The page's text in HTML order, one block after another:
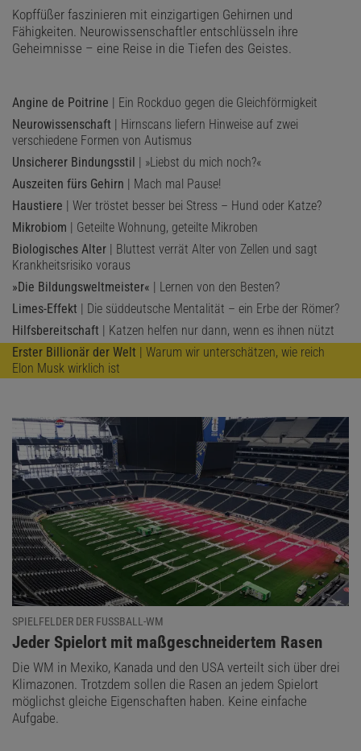
Kopffüßer faszinieren mit einzigartigen Gehirnen und
Fähigkeiten. Neurowissenschaftler entschlüsseln ihre
Geheimnisse – eine Reise in die Tiefen des Geistes.
Angine de Poitrine | Ein Rockduo gegen die Gleichförmigkeit
Neurowissenschaft | Hirnscans liefern Hinweise auf zwei
verschiedene Formen von Autismus
Unsicherer Bindungsstil | »Liebst du mich noch?«
Auszeiten fürs Gehirn | Mach mal Pause!
Haustiere | Wer tröstet besser bei Stress – Hund oder Katze?
Mikrobiom | Geteilte Wohnung, geteilte Mikroben
Biologisches Alter | Bluttest verrät Alter von Zellen und sagt
Krankheitsrisiko voraus
»Die Bildungsweltmeister« | Lernen von den Besten?
Limes-Effekt | Die süddeutsche Mentalität – ein Erbe der Römer?
Hilfsbereitschaft | Katzen helfen nur dann, wenn es ihnen nützt
Erster Billionär der Welt | Warum wir unterschätzen, wie reich
Elon Musk wirklich ist
SPIELFELDER DER FUSSBALL-WM
:
Jeder Spielort mit maßgeschneidertem Rasen
Die WM in Mexiko, Kanada und den USA verteilt sich über drei
Klimazonen. Trotzdem sollen die Rasen an jedem Spielort
möglichst gleiche Eigenschaften haben. Keine einfache
Aufgabe.